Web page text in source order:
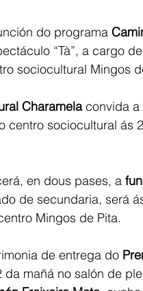
do programa
“Tà”, a cargo de
sociocultural Mingos
Charamela convida a
centro sociocultural ás
en dous pases, a
de secundaria, será
Mingos de Pita.
de entrega do
da mañá no salón de